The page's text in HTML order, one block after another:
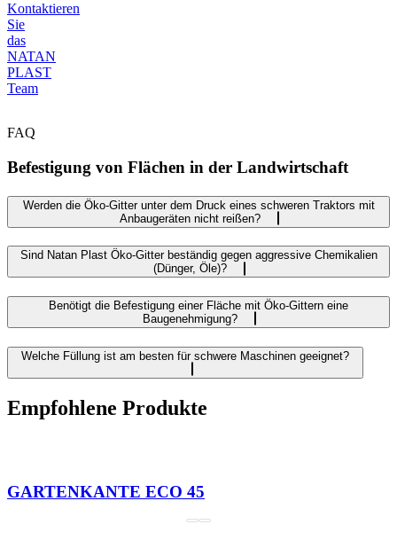
Kontaktieren
Sie
das
NATAN
PLAST
Team
FAQ
Befestigung von Flächen in der Landwirtschaft
Werden die Öko-Gitter unter dem Druck eines schweren Traktors mit
Anbaugeräten nicht reißen?
Sind Natan Plast Öko-Gitter beständig gegen aggressive Chemikalien
(Dünger, Öle)?
Benötigt die Befestigung einer Fläche mit Öko-Gittern eine
Baugenehmigung?
Welche Füllung ist am besten für schwere Maschinen geeignet?
Empfohlene Produkte
GARTENKANTE ECO 45